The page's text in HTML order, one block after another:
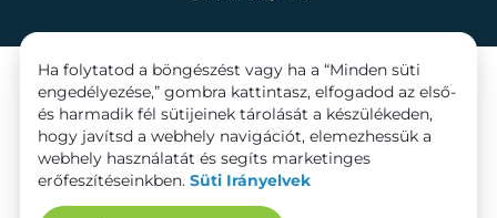
Ha folytatod a böngészést vagy ha a “Minden süti
engedélyezése,” gombra kattintasz, elfogadod az első-
és harmadik fél sütijeinek tárolását a készülékeden,
hogy javítsd a webhely navigációt, elemezhessük a
webhely használatát és segíts marketinges
erőfeszítéseinkben. Süti Irányelvek